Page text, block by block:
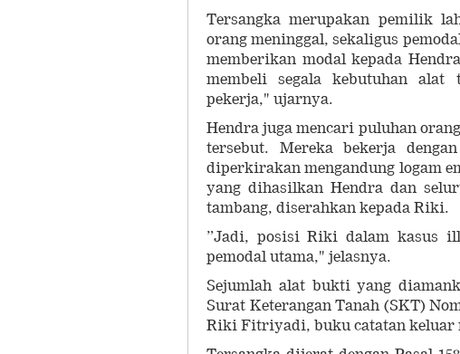
Tersangka merupakan pemilik
orang meninggal, sekaligus
memberikan modal kepada
membeli segala kebutuhan alat
pekerja," ujarnya.
Hendra juga mencari puluhan
tersebut. Mereka bekerja
diperkirakan mengandung logam
yang dihasilkan Hendra dan
tambang, diserahkan kepada Riki.
”Jadi, posisi Riki dalam kasus
pemodal utama," jelasnya.
Sejumlah alat bukti yang
Surat Keterangan Tanah (SKT)
Riki Fitriyadi, buku catatan keluar